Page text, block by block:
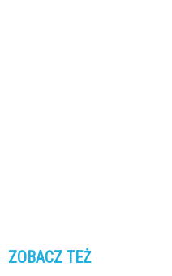
ZOBACZ TEŻ